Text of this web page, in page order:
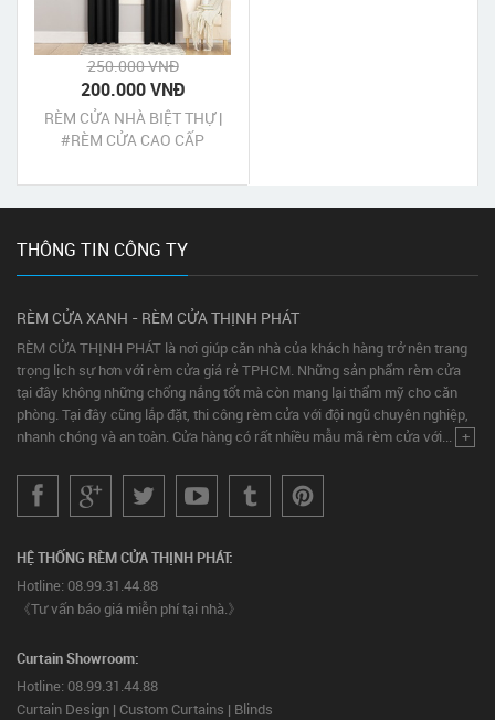
250.000 VNĐ
200.000 VNĐ
RÈM CỬA NHÀ BIỆT THỰ |
#RÈM CỬA CAO CẤP
THÔNG TIN CÔNG TY
RÈM CỬA XANH - RÈM CỬA THỊNH PHÁT
RÈM CỬA THỊNH PHÁT là nơi giúp căn nhà của khách hàng trở nên trang
trọng lịch sự hơn với rèm cửa giá rẻ TPHCM. Những sản phẩm rèm cửa
tại đây không những chống nắng tốt mà còn mang lại thẩm mỹ cho căn
phòng. Tại đây cũng lắp đặt, thi công rèm cửa với đội ngũ chuyên nghiệp,
nhanh chóng và an toàn. Cửa hàng có rất nhiều mẫu mã rèm cửa với... +
HỆ THỐNG RÈM CỬA THỊNH PHÁT:
Hotline: 08.99.31.44.88
《Tư vấn báo giá miễn phí tại nhà.》
Curtain Showroom:
Hotline: 08.99.31.44.88
Curtain Design | Custom Curtains | Blinds